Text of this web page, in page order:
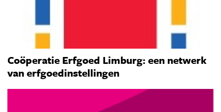
Coöperatie Erfgoed Limburg: een netwerk
van erfgoedinstellingen